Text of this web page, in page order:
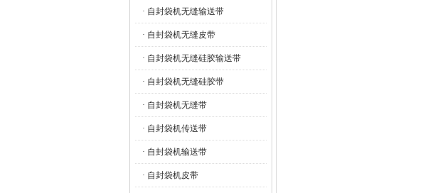
· 自封袋机无缝输送带
· 自封袋机无缝皮带
· 自封袋机无缝硅胶输送带
· 自封袋机无缝硅胶带
· 自封袋机无缝带
· 自封袋机传送带
· 自封袋机输送带
· 自封袋机皮带